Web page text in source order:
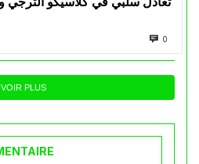
0
VOIR PLUS